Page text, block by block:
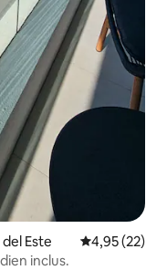
Este Évaluation
4,95 (22)
inclus.